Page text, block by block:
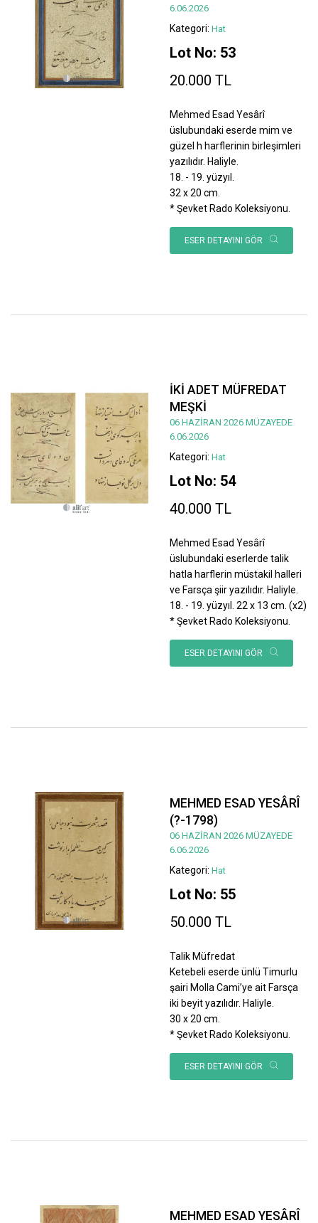
6.06.2026
Kategori: Hat
Lot No: 53
20.000 TL
Mehmed Esad Yesârî
üslubundaki eserde mim ve
güzel h harflerinin birleşimleri
yazılıdır. Haliyle.
18. - 19. yüzyıl.
32 x 20 cm.
* Şevket Rado Koleksiyonu.
ESER DETAYINI GÖR
İKİ ADET MÜFREDAT
MEŞKİ
06 HAZİRAN 2026 MÜZAYEDE
6.06.2026
Kategori: Hat
Lot No: 54
40.000 TL
Mehmed Esad Yesârî
üslubundaki eserlerde talik
hatla harflerin müstakil halleri
ve Farsça şiir yazılıdır. Haliyle.
18. - 19. yüzyıl. 22 x 13 cm. (x2)
* Şevket Rado Koleksiyonu.
ESER DETAYINI GÖR
MEHMED ESAD YESÂRÎ
(?-1798)
06 HAZİRAN 2026 MÜZAYEDE
6.06.2026
Kategori: Hat
Lot No: 55
50.000 TL
Talik Müfredat
Ketebeli eserde ünlü Timurlu
şairi Molla Cami’ye ait Farsça
iki beyit yazılıdır. Haliyle.
30 x 20 cm.
* Şevket Rado Koleksiyonu.
ESER DETAYINI GÖR
MEHMED ESAD YESÂRÎ